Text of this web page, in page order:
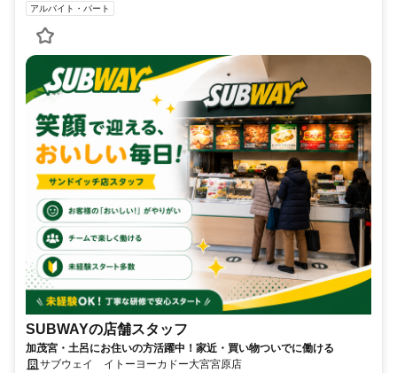
アルバイト・パート
SUBWAYの店舗スタッフ
加茂宮・土呂にお住いの方活躍中！家近・買い物ついでに働ける
サブウェイ イトーヨーカドー大宮宮原店